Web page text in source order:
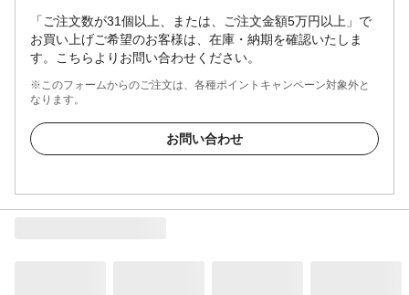
「ご注文数が31個以上、または、ご注文金額5万円以上」で
お買い上げご希望のお客様は、在庫・納期を確認いたしま
す。こちらよりお問い合わせください。
※このフォームからのご注文は、各種ポイントキャンペーン対象外と
なります。
お問い合わせ